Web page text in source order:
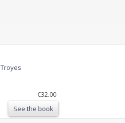
Troyes
€32.00
See the book